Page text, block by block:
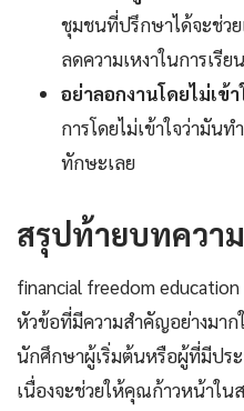
ชุมชนที่ปรึกษาได้จะช่วย
ลดความเหงาในการเรีย
อย่าลอกงานโดยไม่เข้า
การโดยไม่เข้าใจว่ามัน
ทักษะเลย
สรุปท้ายบทความ
financial freedom
หัวข้อที่มีความสำคัญอย่างมา
นักศึกษาผู้เริ่มต้นหรือผู้ที่มีปร
เนื่องจะช่วยให้คุณก้าวหน้าใน